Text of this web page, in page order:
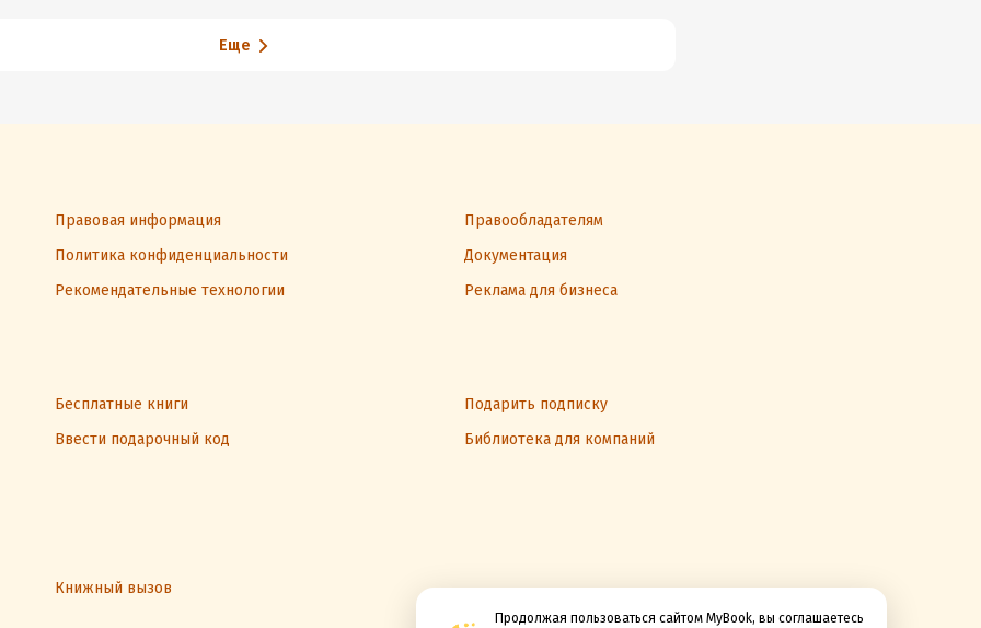
Продолжая пользоваться сайтом MyBook, вы соглашаетесь
Еще
Правовая информация
Правообладателям
Политика конфиденциальности
Документация
Рекомендательные технологии Реклама для бизнеса
Бесплатные книги
Подарить подписку
Ввести подарочный код
Библиотека для компаний
Книжный вызов